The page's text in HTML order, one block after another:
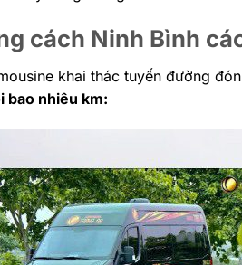
cách Ninh Bình
khai thác tuyến đường
bao nhiêu km: